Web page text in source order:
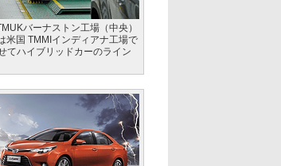
バーナストン工場（中央）
米国 TMMIインディアナ工場で
てハイブリッドカーのライン